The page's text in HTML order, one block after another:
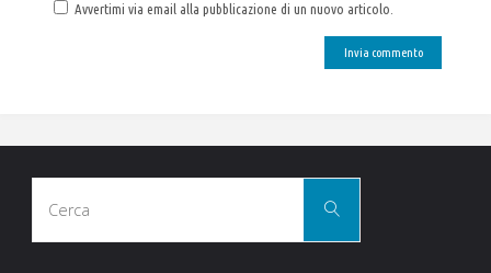
Avvertimi via email alla pubblicazione di un nuovo articolo.
Cerca